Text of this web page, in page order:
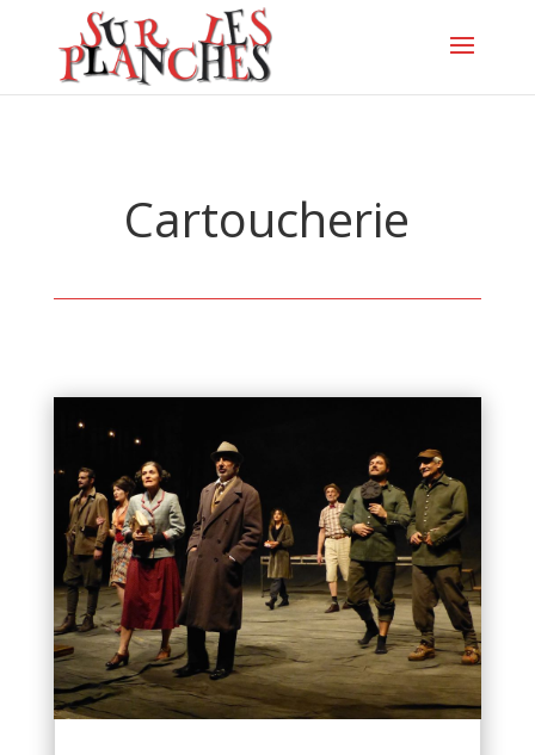
Cartoucherie